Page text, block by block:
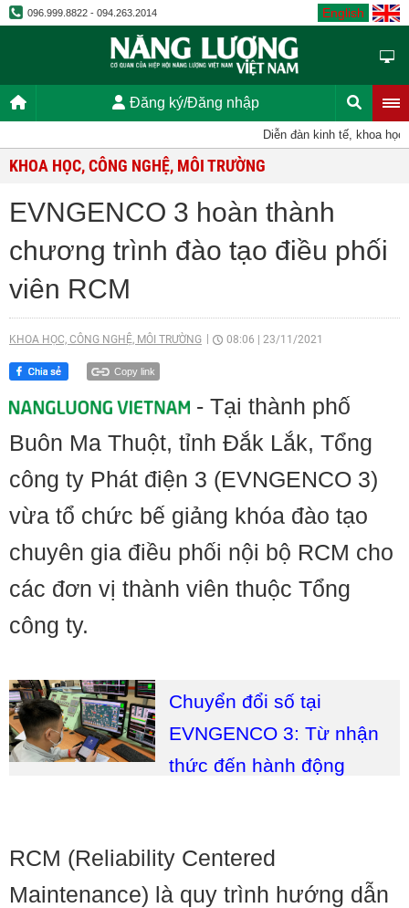
096.999.8822 - 094.263.2014 English
Đăng ký/Đăng nhập
Diễn đàn kinh tế, khoa học,
KHOA HỌC, CÔNG NGHỆ, MÔI TRƯỜNG
EVNGENCO 3 hoàn thành
chương trình đào tạo điều phối
viên RCM
KHOA HỌC, CÔNG NGHỆ, MÔI TRƯỜNG 08:06 23/11/2021
Copy link
- Tại thành phố
Buôn Ma Thuột, tỉnh Đắk Lắk, Tổng
công ty Phát điện 3 (EVNGENCO 3)
vừa tổ chức bế giảng khóa đào tạo
chuyên gia điều phối nội bộ RCM cho
các đơn vị thành viên thuộc Tổng
công ty.
Chuyển đổi số tại
EVNGENCO 3: Từ nhận
thức đến hành động
RCM (Reliability Centered
Maintenance) là quy trình hướng dẫn